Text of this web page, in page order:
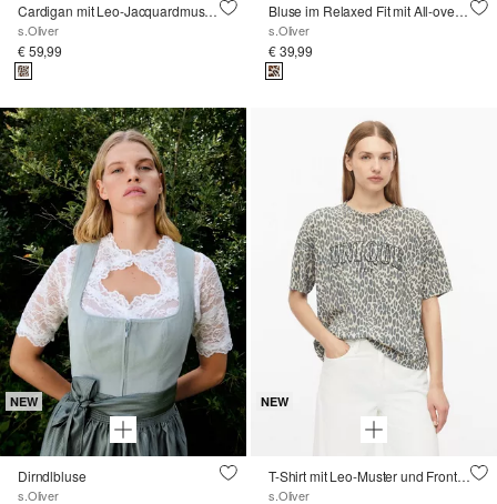
Cardigan mit Leo-Jacquardmuster
s.Oliver
€ 59,99
Bluse im Relaxed Fit mit All-over-Print
s.Oliver
€ 39,99
NEW
Dirndlbluse
s.Oliver
NEW
T-Shirt mit Leo-Muster und Frontprint
s.Oliver